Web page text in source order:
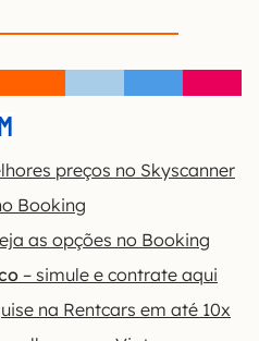
preços no Skyscanner
Booking
as opções no Booking
– simule e contrate aqui
na Rentcars em até 10x